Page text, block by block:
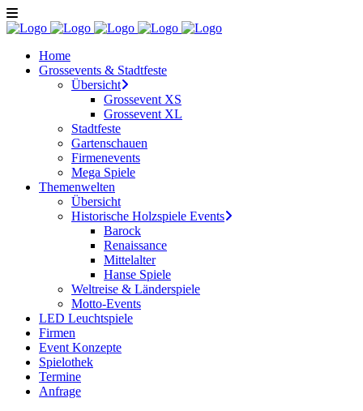
Home
Grossevents & Stadtfeste
Übersicht
Grossevent XS
Grossevent XL
Stadtfeste
Gartenschauen
Firmenevents
Mega Spiele
Themenwelten
Übersicht
Historische Holzspiele Events
Barock
Renaissance
Mittelalter
Hanse Spiele
Weltreise & Länderspiele
Motto-Events
LED Leuchtspiele
Firmen
Event Konzepte
Spielothek
Termine
Anfrage